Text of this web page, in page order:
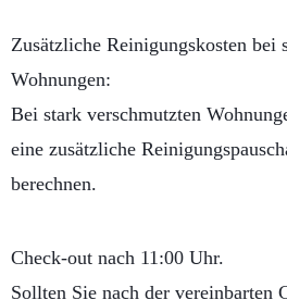
Zusätzliche Reinigungskosten bei
Wohnungen:
Bei stark verschmutzten
eine zusätzliche
berechnen.
Check-out nach 11:00 Uhr.
Sollten Sie nach der vereinbarten